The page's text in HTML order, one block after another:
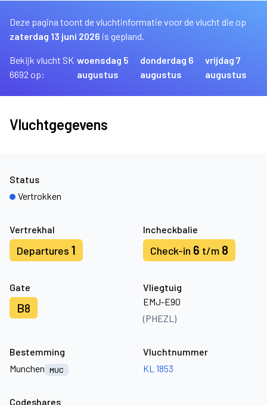
Deze pagina toont de vluchtinformatie voor de vlucht die op
zaterdag 13 juni 2026 is gepland.
Bekijk vlucht SK
6692 op:
woensdag 5
augustus
donderdag 6
augustus
vrijdag 7
augustus
Vluchtgegevens
Vertrekhal
Departures 1
Incheckbalie
Check-in 6 t/m 8
Gate
B8
Vliegtuig
EMJ-E90
(PHEZL)
Status
Vertrokken
Bestemming
Munchen
MUC
Vluchtnummer
KL 1853
Codeshares